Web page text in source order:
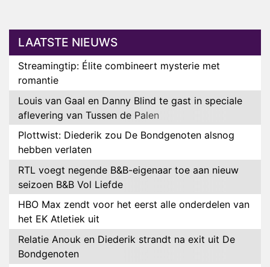
LAATSTE NIEUWS
Streamingtip: Élite combineert mysterie met
romantie
Louis van Gaal en Danny Blind te gast in speciale
aflevering van Tussen de Palen
Plottwist: Diederik zou De Bondgenoten alsnog
hebben verlaten
RTL voegt negende B&B-eigenaar toe aan nieuw
seizoen B&B Vol Liefde
HBO Max zendt voor het eerst alle onderdelen van
het EK Atletiek uit
Relatie Anouk en Diederik strandt na exit uit De
Bondgenoten